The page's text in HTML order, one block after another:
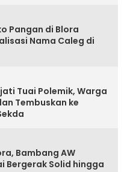
Pangan di Blora
Nama Caleg di
Tuai Polemik, Warga
Tembuskan ke
Bambang AW
Bergerak Solid hingga